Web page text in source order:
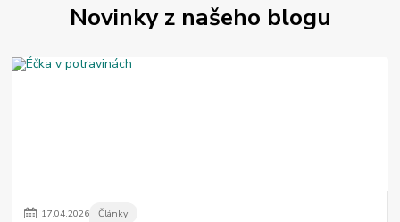
Novinky z našeho blogu
17.04.2026 Články